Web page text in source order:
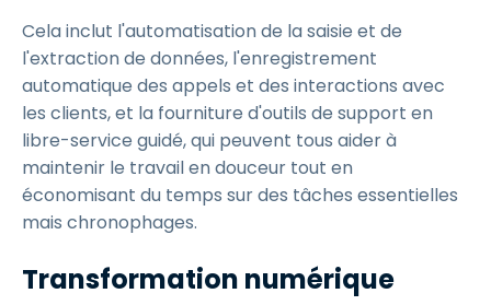
Cela inclut l'automatisation de la saisie et de
l'extraction de données, l'enregistrement
automatique des appels et des interactions avec
les clients, et la fourniture d'outils de support en
libre-service guidé, qui peuvent tous aider à
maintenir le travail en douceur tout en
économisant du temps sur des tâches essentielles
mais chronophages.
Transformation numérique